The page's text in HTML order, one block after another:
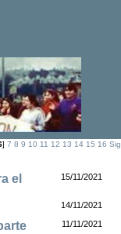
] 7 8 9 10 11 12 13 14 15 16
el 15/11/2021
14/11/2021
11/11/2021